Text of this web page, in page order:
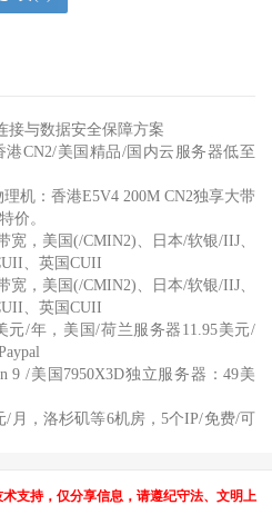
接与数据安全保障方案
CN2/美国精品/国内云服务器低至
机：香港E5V4 200M CN2独享大带
价。
宽，美国(/CMIN2)、日本/软银/IIJ、
、英国CUII
宽，美国(/CMIN2)、日本/软银/IIJ、
、英国CUII
元/年，美国/荷兰服务器11.95美元/
9 /美国7950X3D独立服务器：49美
/月，洛杉矶等6机房，5个IP/免费/可
支持，仅分享信息，请遵纪守法、文明上